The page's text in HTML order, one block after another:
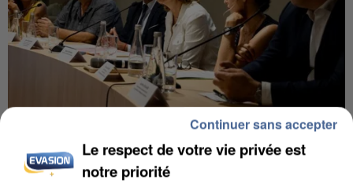
INCENDIES : L’ÎLE-DE-FRANCE LANCE UN ÉLAN
DE SOLIDARITÉ AVEC LES...
Le respect de votre vie privée est
notre priorité
Continuer sans accepter